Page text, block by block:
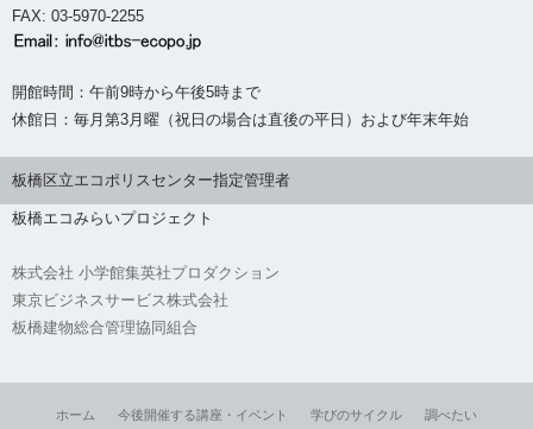
FAX: 03-5970-2255
開館時間：午前9時から午後5時まで
休館日：毎月第3月曜（祝日の場合は直後の平日）および年末年始
板橋区立エコポリスセンター指定管理者
板橋エコみらいプロジェクト
株式会社 小学館集英社プロダクション
東京ビジネスサービス株式会社
板橋建物総合管理協同組合
ホーム 今後開催する講座・イベント 学びのサイクル 調べたい